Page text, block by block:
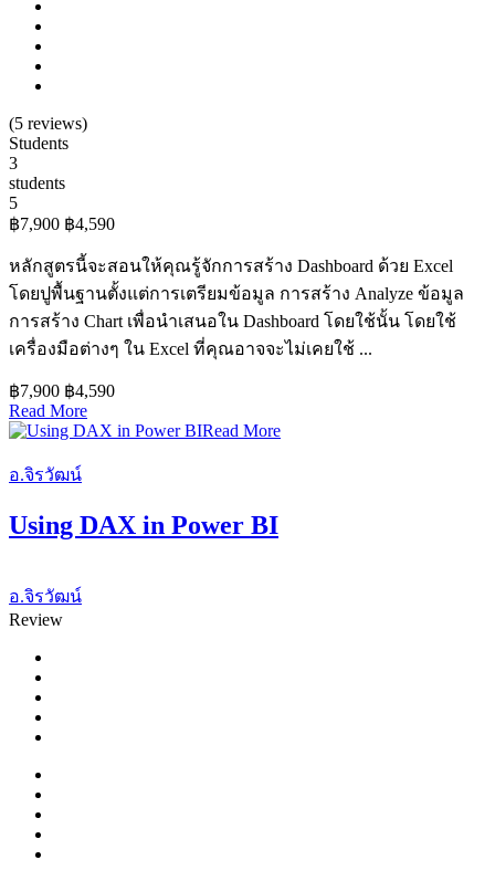
(5 reviews)
Students
3
students
5
฿7,900 ฿4,590
หลักสูตรนี้จะสอนให้คุณรู้จักการสร้าง Dashboard ด้วย Excel
โดยปูพื้นฐานตั้งแต่การเตรียมข้อมูล การสร้าง Analyze ข้อมูล
การสร้าง Chart เพื่อนำเสนอใน Dashboard โดยใช้นั้น โดยใช้
เครื่องมือต่างๆ ใน Excel ที่คุณอาจจะไม่เคยใช้ ...
฿7,900 ฿4,590
Read More
Read More
อ.จิรวัฒน์
Using DAX in Power BI
อ.จิรวัฒน์
Review